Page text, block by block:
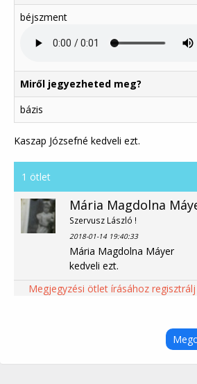
béjszment
Miről jegyezheted meg?
bázis
Kaszap Józsefné kedveli ezt.
1 ötlet
Mária Magdolna
Szervusz László !
2018-01-14 19:40:33
Mária Magdolna Máyer
kedveli ezt.
Megjegyzési ötlet írásához